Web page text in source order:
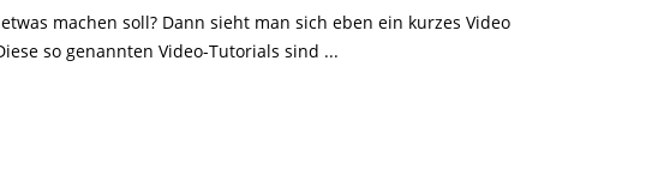
machen soll? Dann sieht man sich eben ein kurzes Video
so genannten Video-Tutorials sind